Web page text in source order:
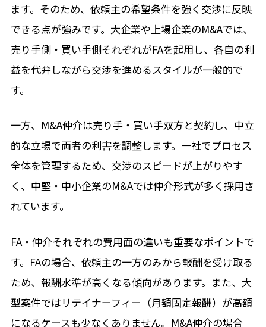
ます。そのため、依頼主の希望条件を強く交渉に反映
できる点が強みです。大企業や上場企業のM&Aでは、
売り手側・買い手側それぞれがFAを起用し、各自の利
益を代弁しながら交渉を進めるスタイルが一般的で
す。
一方、M&A仲介は売り手・買い手双方と契約し、中立
的な立場で両者の利害を調整します。一社でプロセス
全体を管理するため、交渉のスピードが上がりやす
く、中堅・中小企業のM&Aでは仲介形式が多く採用さ
れています。
FA・仲介それぞれの費用面の違いも重要なポイントで
す。FAの場合、依頼主の一方のみから報酬を受け取る
ため、報酬水準が高くなる傾向があります。また、大
型案件ではリテイナーフィー（月額固定報酬）が高額
になるケースも少なくありません。M&A仲介の場合